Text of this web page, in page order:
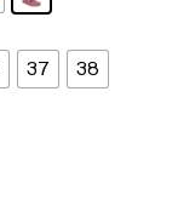
37 38